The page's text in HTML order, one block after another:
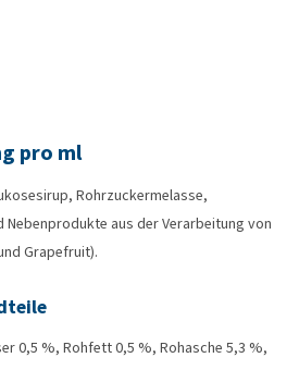
pro ml
Rohrzuckermelasse,
aus der Verarbeitung von
Grapefruit).
0,5 %, Rohfett 0,5 %, Rohasche 5,3 %,